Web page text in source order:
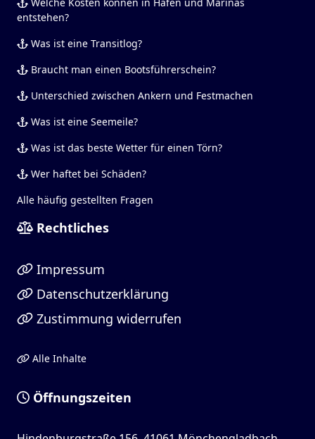
entstehen?
Was ist eine Transitlog?
Braucht man einen Bootsführerschein?
Unterschied zwischen Ankern und Festmachen
Was ist eine Seemeile?
Was ist das beste Wetter für einen Törn?
Wer haftet bei Schäden?
Alle häufig gestellten Fragen
Rechtliches
Impressum
Datenschutzerklärung
Zustimmung widerrufen
Alle Inhalte
Öffnungszeiten